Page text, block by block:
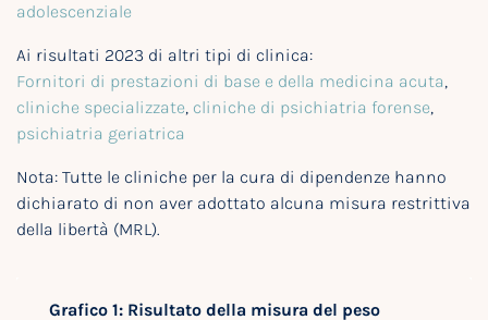
adolescenziale
Ai risultati 2023 di altri tipi di clinica:
Fornitori di prestazioni di base e della medicina acuta,
cliniche specializzate, cliniche di psichiatria forense,
psichiatria geriatrica
Nota: Tutte le cliniche per la cura di dipendenze hanno
dichiarato di non aver adottato alcuna misura restrittiva
della libertà (MRL).
Grafico 1: Risultato della misura del peso